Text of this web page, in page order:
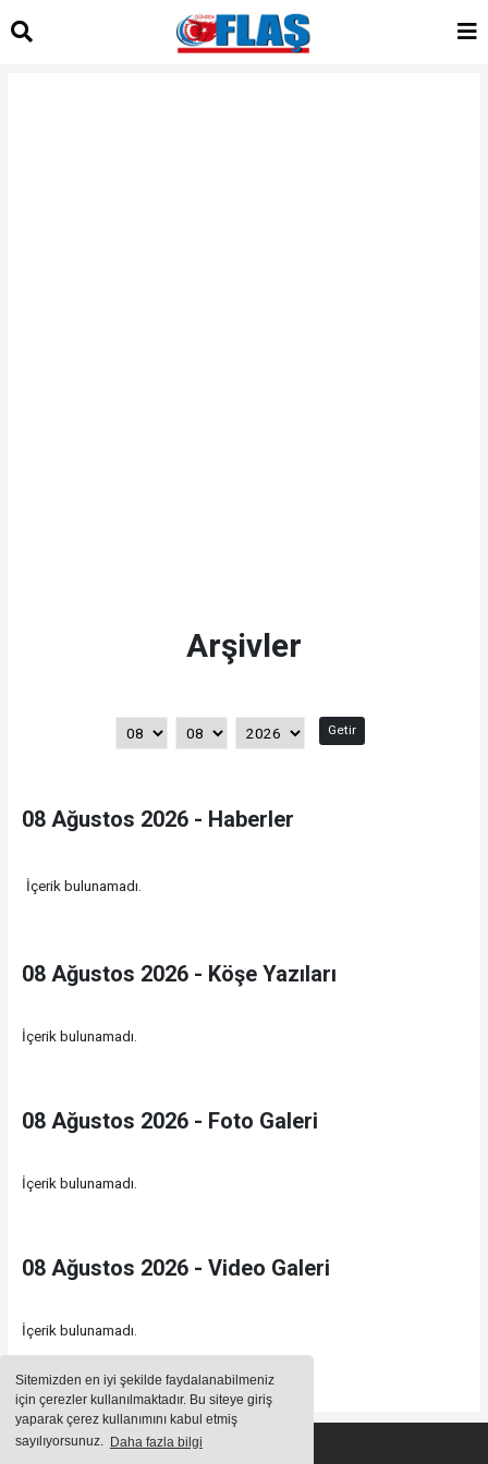
Sitemizden en iyi şekilde faydalanabilmeniz
için çerezler kullanılmaktadır. Bu siteye giriş
yaparak çerez kullanımını kabul etmiş
sayılıyorsunuz. Daha fazla bilgi
Arşivler
Getir
08 Ağustos 2026 - Haberler
İçerik bulunamadı.
08 Ağustos 2026 - Köşe Yazıları
İçerik bulunamadı.
08 Ağustos 2026 - Foto Galeri
İçerik bulunamadı.
08 Ağustos 2026 - Video Galeri
İçerik bulunamadı.